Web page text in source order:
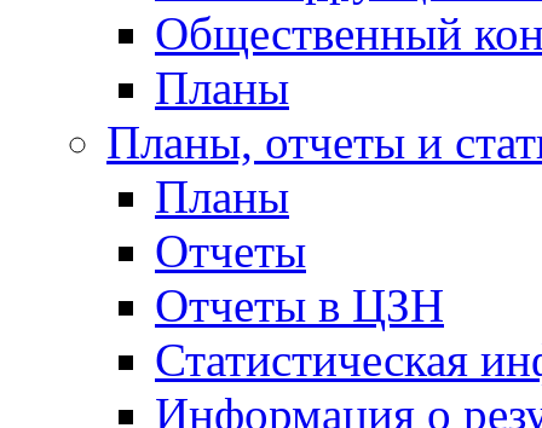
Общественный
Планы
Планы, отчеты и
Планы
Отчеты
Отчеты в ЦЗН
Статистическая
Информация о